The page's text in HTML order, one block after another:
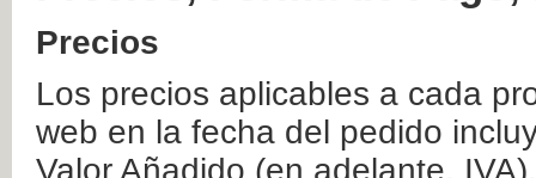
Precios
Los precios aplicables a cada
web en la fecha del pedido
Valor Añadido (en adelante,